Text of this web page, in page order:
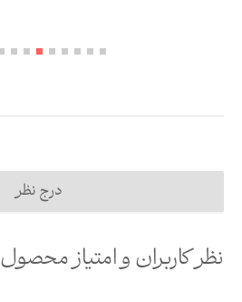
نظر کاربران و امتیاز محصول
درج نظر